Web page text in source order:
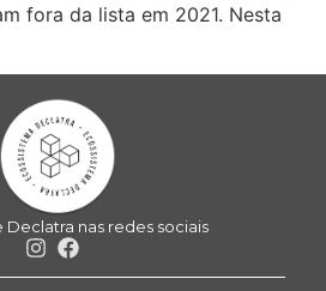
fora da lista em 2021. Nesta
nas redes sociais